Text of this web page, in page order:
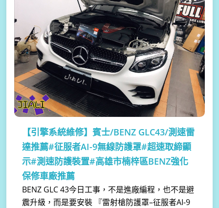
【引擎系統維修】賓士/BENZ GLC43/測速雷
達推薦#征服者AI-9無線防護罩#超速取締顯
示#測速防護裝置#高雄市楠梓區BENZ強化
保修車廠推薦
BENZ GLC 43今日工事，不是進廠編程，也不是避
震升級，而是要安裝 『雷射槍防護罩–征服者AI-9